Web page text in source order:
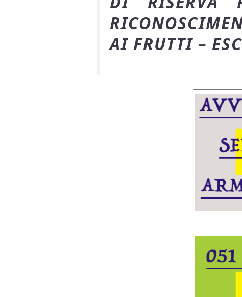
AI FRUTTI –